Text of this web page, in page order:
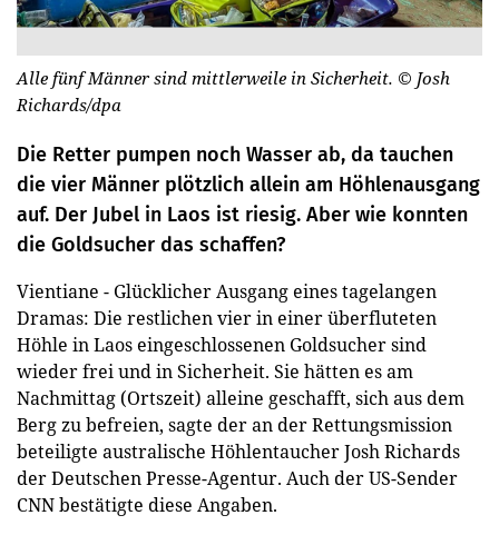
Alle fünf Männer sind mittlerweile in Sicherheit. © Josh
Richards/dpa
Die Retter pumpen noch Wasser ab, da tauchen
die vier Männer plötzlich allein am Höhlenausgang
auf. Der Jubel in Laos ist riesig. Aber wie konnten
die Goldsucher das schaffen?
Vientiane - Glücklicher Ausgang eines tagelangen
Dramas: Die restlichen vier in einer überfluteten
Höhle in Laos eingeschlossenen Goldsucher sind
wieder frei und in Sicherheit. Sie hätten es am
Nachmittag (Ortszeit) alleine geschafft, sich aus dem
Berg zu befreien, sagte der an der Rettungsmission
beteiligte australische Höhlentaucher Josh Richards
der Deutschen Presse-Agentur. Auch der US-Sender
CNN bestätigte diese Angaben.